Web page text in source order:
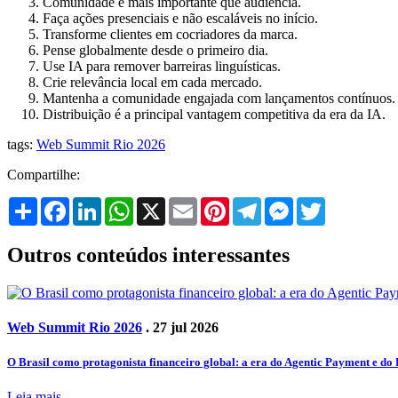
Faça ações presenciais e não escaláveis no início.
Transforme clientes em cocriadores da marca.
Pense globalmente desde o primeiro dia.
Use IA para remover barreiras linguísticas.
Crie relevância local em cada mercado.
Mantenha a comunidade engajada com lançamentos contínuos.
Distribuição é a principal vantagem competitiva da era da IA.
tags: Web Summit Rio 2026
Compartilhe:
Share FacebookLinkedInWhatsApp
X Email PinterestTelegramMessenger
Outros conteúdos interessantes
Web Summit Rio 2026 . 27 jul 2026
O Brasil como protagonista financeiro global: a era do Agentic Payment e do